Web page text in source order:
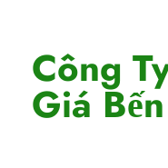
contentCông
Giá